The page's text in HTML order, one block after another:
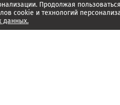
Продолжая
cookie и технологий
данных.